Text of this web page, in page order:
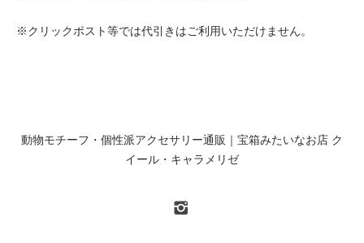
※クリックポスト等では代引きはご利用いただけません。
動物モチーフ・個性派アクセサリー通販｜宝箱みたいなお店 ク
イール・キャラメリゼ